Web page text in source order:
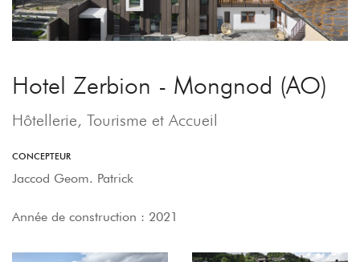
Hotel Zerbion - Mongnod (AO)
Hôtellerie, Tourisme et Accueil
CONCEPTEUR
Jaccod Geom. Patrick
Année de construction : 2021